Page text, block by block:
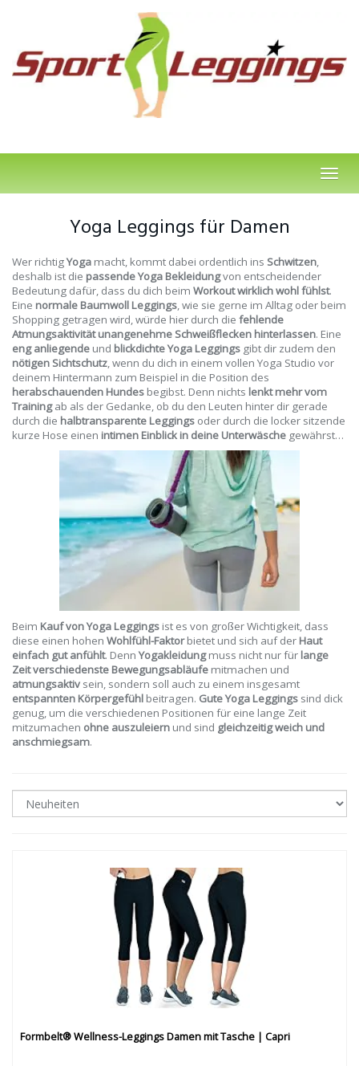
content
Yoga Leggings für Damen
Wer richtigYoga macht, kommt dabei ordentlich ins Schwitzen,
deshalb ist die passende Yoga Bekleidungvon entscheidender
Bedeutung dafür, dass du dich beim Workout wirklich wohl fühlst.
Eine normale Baumwoll Leggings, wie sie gerne im Alltag oder beim
Shopping getragen wird, würde hier durch die fehlende
Atmungsaktivität unangenehme Schweißflecken hinterlassen. Eine
eng anliegende und blickdichte Yoga Leggings gibt dir zudem den
nötigen Sichtschutz, wenn du dich in einem vollen Yoga Studio vor
deinem Hintermann zum Beispiel in die Position des
herabschauenden Hundes begibst. Denn nichts lenkt mehr vom
Trainingab als der Gedanke, ob du den Leuten hinter dir gerade
durch die halbtransparente Leggings oder durch die locker sitzende
kurze Hose einen intimen Einblick in deine Unterwäsche gewährst…
Beim Kauf von Yoga Leggings ist es von großer Wichtigkeit, dass
diese einen hohen Wohlfühl-Faktorbietet und sich auf der Haut
einfach gut anfühlt. DennYogakleidungmuss nicht nur für lange
Zeit verschiedenste Bewegungsabläufe mitmachen und
atmungsaktiv sein, sondern soll auch zu einem insgesamt
entspannten Körpergefühl beitragen. Gute Yoga Leggings sind dick
genug, um die verschiedenen Positionen für eine lange Zeit
mitzumachen ohne auszuleiern und sind gleichzeitig weich und
anschmiegsam.
Formbelt® Wellness-Leggings Damen mit Tasche | Capri